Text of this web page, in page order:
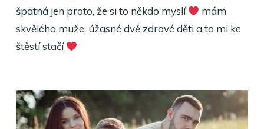
špatná jen proto, že si to někdo myslí
mám
skvělého muže, úžasné dvě zdravé děti a to mi ke
štěstí stačí